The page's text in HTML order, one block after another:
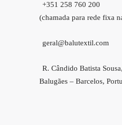
+351 258 760 200
(chamada para rede fixa
geral@balutextil.com
R. Cândido Batista
Balugães – Barcelos,